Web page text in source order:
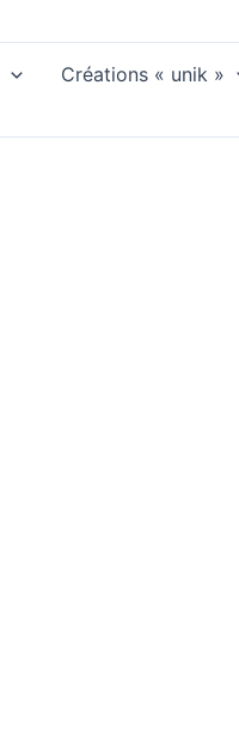
Créations « unik »